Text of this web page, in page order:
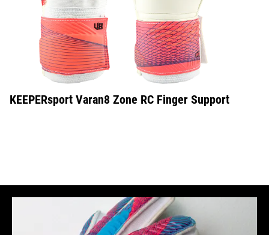
KEEPERsport Varan8 Zone RC Finger Support